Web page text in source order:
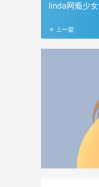
linda网瘾少女
上一篇